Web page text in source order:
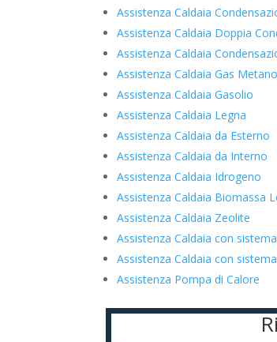
Assistenza Caldaia
Assistenza Caldaia Doppia
Assistenza Caldaia
Assistenza Caldaia Gas Metano
Assistenza Caldaia Gasolio
Assistenza Caldaia Legna
Assistenza Caldaia da Esterno
Assistenza Caldaia da Interno
Assistenza Caldaia Idrogeno
Assistenza Caldaia Biomassa
Assistenza Caldaia Zeolite
Assistenza Caldaia con
Assistenza Caldaia con
Assistenza Pompa di Calore